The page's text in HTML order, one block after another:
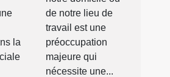
la
de notre lieu de
travail est une
préoccupation
majeure qui
nécessite une...